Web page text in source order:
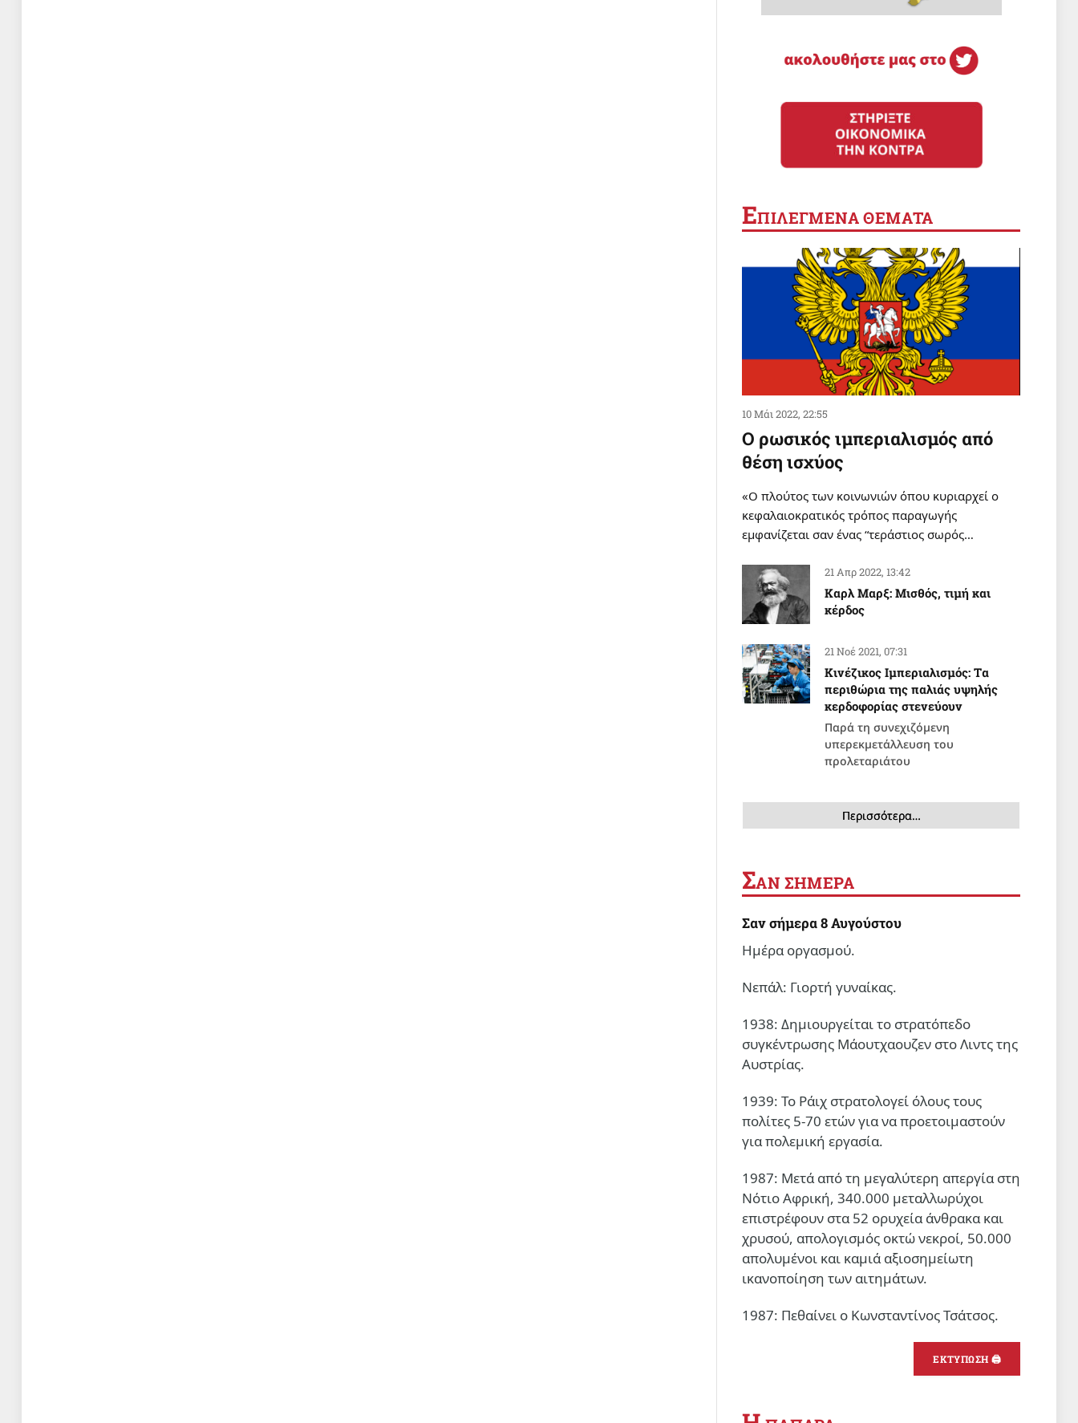
ΕΠΙΛΕΓΜΕΝΑ ΘΕΜΑΤΑ
10 Μάι 2022, 22:55
Ο ρωσικός ιμπεριαλισμός από
θέση ισχύος
«Ο πλούτος των κοινωνιών όπου κυριαρχεί ο
κεφαλαιοκρατικός τρόπος παραγωγής
εμφανίζεται σαν ένας “τεράστιος σωρός…
21 Απρ 2022, 13:42
Καρλ Μαρξ: Μισθός, τιμή και
κέρδος
21 Νοέ 2021, 07:31
Κινέζικος Ιμπεριαλισμός: Tα
περιθώρια της παλιάς υψηλής
κερδοφορίας στενεύουν
Παρά τη συνεχιζόμενη
υπερεκμετάλλευση του
προλεταριάτου
Περισσότερα…
ΣΑΝ ΣΗΜΕΡΑ
Σαν σήμερα 8 Αυγούστου
Ημέρα οργασμού.
Νεπάλ: Γιορτή γυναίκας.
1938: Δημιουργείται το στρατόπεδο
συγκέντρωσης Μάουτχαουζεν στο Λιντς της
Αυστρίας.
1939: Το Ράιχ στρατολογεί όλους τους
πολίτες 5-70 ετών για να προετοιμαστούν
για πολεμική εργασία.
1987: Μετά από τη μεγαλύτερη απεργία στη
Νότιο Αφρική, 340.000 μεταλλωρύχοι
επιστρέφουν στα 52 ορυχεία άνθρακα και
χρυσού, απολογισμός οκτώ νεκροί, 50.000
απολυμένοι και καμιά αξιοσημείωτη
ικανοποίηση των αιτημάτων.
1987: Πεθαίνει ο Κωνσταντίνος Τσάτσος.
ΕΚΤΥΠΩΣΗ 🖨